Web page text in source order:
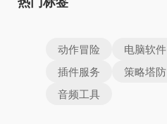
动作冒险 电脑软件
插件服务
策略塔防
音频工具